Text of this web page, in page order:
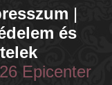
|
és
Epicenter